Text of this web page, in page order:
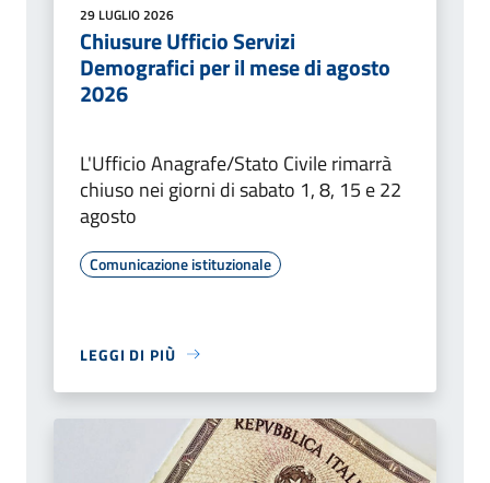
29 LUGLIO 2026
Chiusure Ufficio Servizi
Demografici per il mese di agosto
2026
L'Ufficio Anagrafe/Stato Civile rimarrà
chiuso nei giorni di sabato 1, 8, 15 e 22
agosto
Comunicazione istituzionale
LEGGI DI PIÙ